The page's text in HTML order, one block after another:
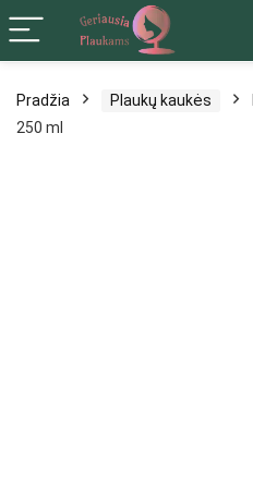
Pradžia Plaukų kaukės
250 ml